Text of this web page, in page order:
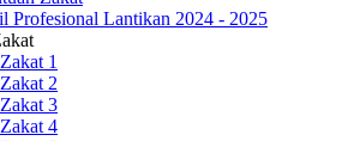
Profesional Lantikan 2024 - 2025
1
2
3
4